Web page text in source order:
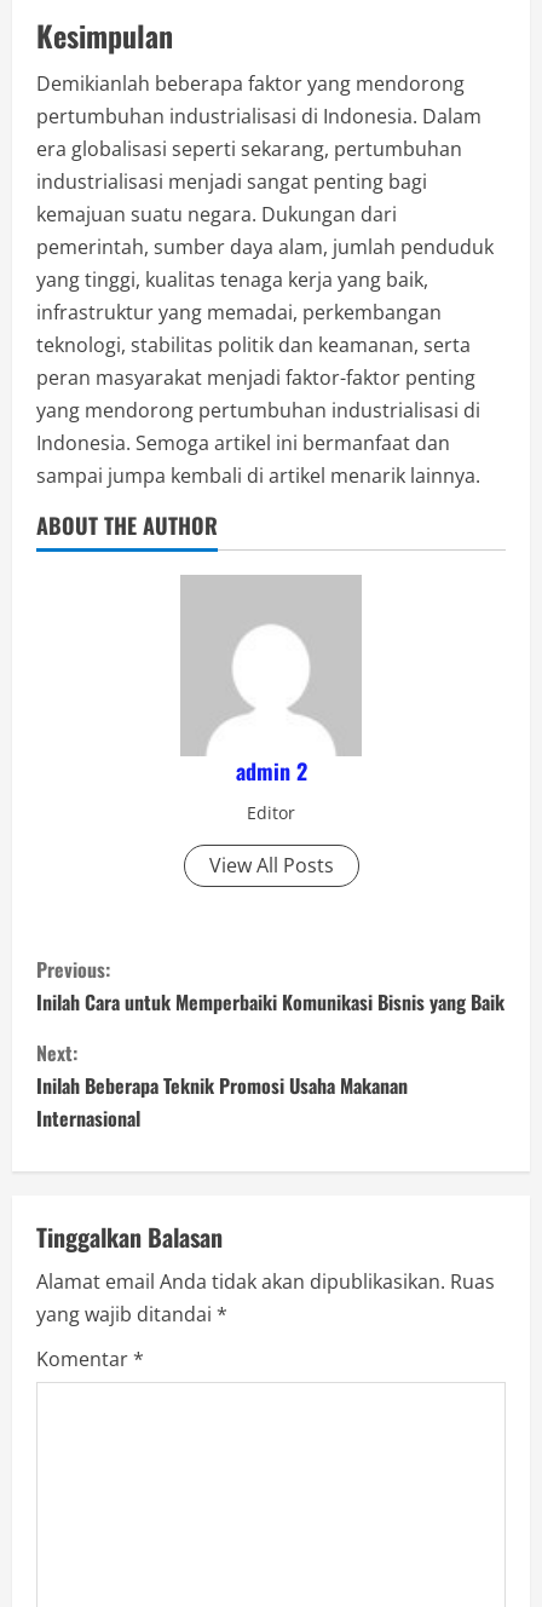
Kesimpulan
Demikianlah beberapa faktor yang mendorong
pertumbuhan industrialisasi di Indonesia. Dalam
era globalisasi seperti sekarang, pertumbuhan
industrialisasi menjadi sangat penting bagi
kemajuan suatu negara. Dukungan dari
pemerintah, sumber daya alam, jumlah penduduk
yang tinggi, kualitas tenaga kerja yang baik,
infrastruktur yang memadai, perkembangan
teknologi, stabilitas politik dan keamanan, serta
peran masyarakat menjadi faktor-faktor penting
yang mendorong pertumbuhan industrialisasi di
Indonesia. Semoga artikel ini bermanfaat dan
sampai jumpa kembali di artikel menarik lainnya.
ABOUT THE AUTHOR
admin 2
Editor
View All Posts
C
o
n
t
i
n
u
e
R
Previous:
Inilah Cara untuk Memperbaiki Komunikasi Bisnis yang Baik
Next:
Inilah Beberapa Teknik Promosi Usaha Makanan
Internasional
Tinggalkan Balasan
Alamat email Anda tidak akan dipublikasikan. Ruas
yang wajib ditandai *
Komentar*